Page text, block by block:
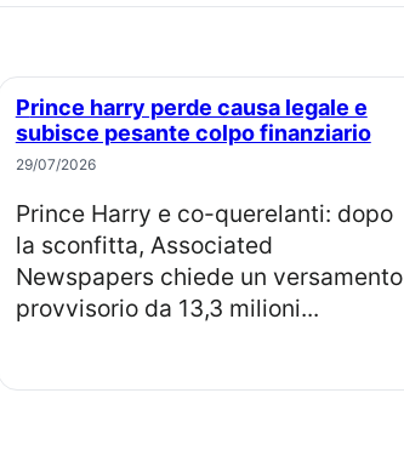
Prince harry perde causa legale e
subisce pesante colpo finanziario
29/07/2026
Prince Harry e co-querelanti: dopo
la sconfitta, Associated
Newspapers chiede un versamento
provvisorio da 13,3 milioni...